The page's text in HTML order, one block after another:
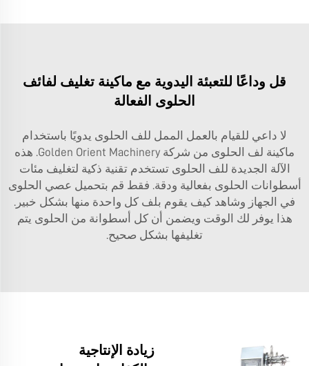
قل وداعًا للتعبئة اليدوية مع ماكينة تغليف لفائف
الحلوى الفعالة
لا داعي للقيام بالعمل الممل للف الحلوى يدويًا باستخدام
ماكينة لف الحلوى من شركة Golden Orient Machinery. هذه
الآلة الجديدة للف الحلوى تستخدم تقنية ذكية لتغليف مئات
أسطوانات الحلوى بفعالية ودقة. فقط قم بتحميل عصي الحلوى
في الجهاز وشاهد كيف يقوم بلف كل واحدة منها بشكل خبير.
هذا يوفر لك الوقت ويضمن أن كل أسطوانة من الحلوى يتم
تغليفها بشكل صحيح.
زيادة الإنتاجية